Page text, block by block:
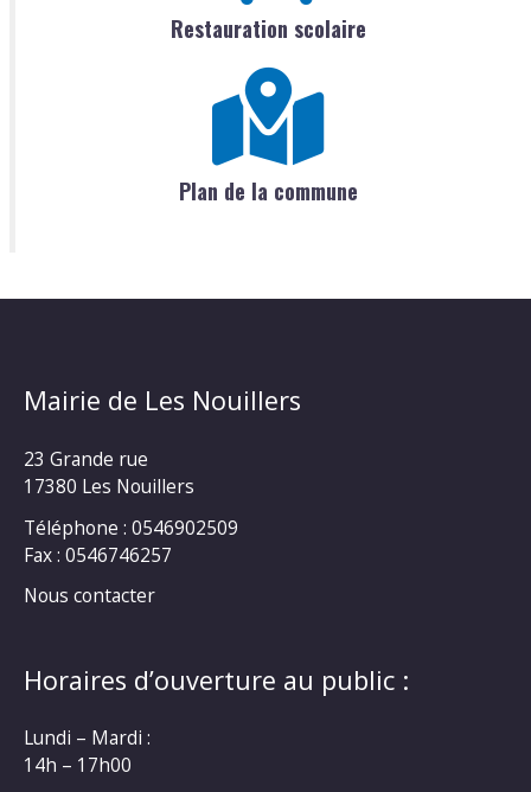
Restauration scolaire
Plan de la commune
Mairie de Les Nouillers
23 Grande rue
17380 Les Nouillers
Téléphone : 0546902509
Fax : 0546746257
Nous contacter
Horaires d’ouverture au public :
Lundi – Mardi :
14h – 17h00